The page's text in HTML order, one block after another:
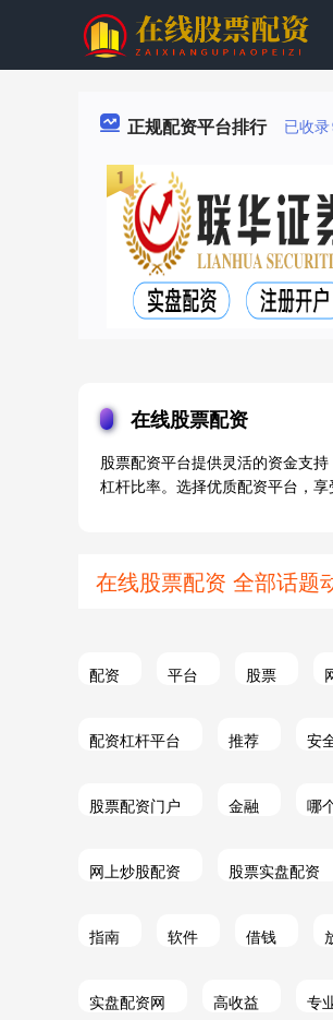
正规配资平台排行 已收录
在线股票配资
股票配资平台提供灵活的资金支
杠杆比率。选择优质配资平台，
在线股票配资 全部话题
配资 平台 股票
配资杠杆平台 推荐 安
股票配资门户 金融 哪
网上炒股配资 股票实盘配资
指南 软件 借钱
实盘配资网 高收益 专